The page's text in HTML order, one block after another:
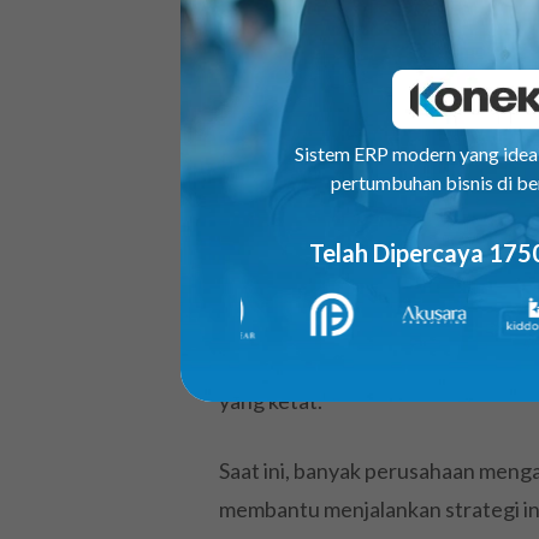
Sistem ERP modern yang
pertumbuhan bisnis di
Telah Dipercaya
Berbeda dengan pengelolaan
menekankan pendekatan yang
memastikan setiap karyawan
tujuan bisnis.
Dengan HCM, perusahaan tidak
merancang strategi jangka
keterlibatan, dan loyalitas tim.
yang ketat.
Saat ini, banyak perusahaan
membantu menjalankan strategi